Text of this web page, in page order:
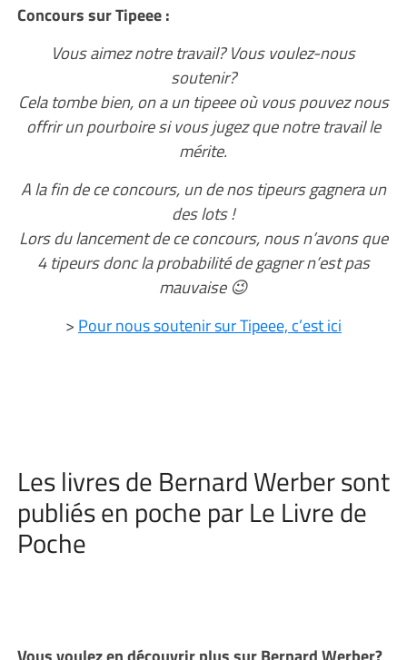
Concours sur Tipeee :
Vous aimez notre travail? Vous voulez-nous
soutenir?
Cela tombe bien, on a un tipeee où vous pouvez nous
offrir un pourboire si vous jugez que notre travail le
mérite.
A la fin de ce concours, un de nos tipeurs gagnera un
des lots !
Lors du lancement de ce concours, nous n’avons que
4 tipeurs donc la probabilité de gagner n’est pas
mauvaise 😉
> Pour nous soutenir sur Tipeee, c’est ici
Les livres de Bernard Werber sont
publiés en poche par Le Livre de
Poche